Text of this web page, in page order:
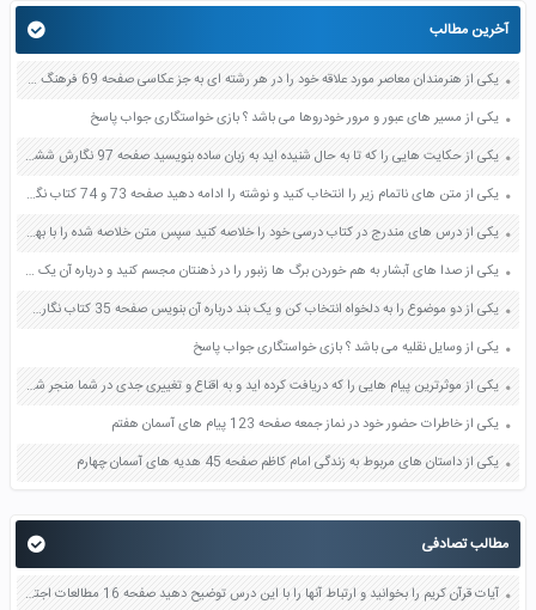
آخرین مطالب
یکی از هنرمندان معاصر مورد علاقه خود را در هر رشته ای به جز عکاسی صفحه 69 فرهنگ و هنر نهم
یکی از مسیر های عبور و مرور خودروها می باشد ؟ بازی خواستگاری جواب پاسخ
یکی از حکایت هایی را که تا به حال شنیده اید به زبان ساده بنویسید صفحه 97 نگارش ششم دبستان
یکی از متن های ناتمام زیر را انتخاب کنید و نوشته را ادامه دهید صفحه 73 و 74 کتاب نگارش فارسی پنجم دبستان
یکی از درس های مندرج در کتاب درسی خود را خلاصه کنید سپس متن خلاصه شده را با بهره گیری از روش های دسته بندی نمودار جدول نقشه مفهومی نشان دهید صفحه 118 نگارش یازدهم
یکی از صدا های آبشار به هم خوردن برگ ها زنبور را در ذهنتان مجسم کنید و درباره آن یک بند بنویسید صفحه 11 نگارش پنجم
یکی از دو موضوع را به دلخواه انتخاب کن و یک بند درباره آن بنویس صفحه 35 کتاب نگارش فارسی سوم
یکی از وسایل نقلیه می باشد ؟ بازی خواستگاری جواب پاسخ
یکی از موثرترین پیام هایی را که دریافت کرده اید و به اقناع و تغییری جدی در شما منجر شده است برسی کنید و علت این تاثیر گذاری قابل توجه را بنویسید صفحه 52 تفکر و سواد رسانه ای دهم
یکی از خاطرات حضور خود در نماز جمعه صفحه 123 پیام های آسمان هفتم
یکی از داستان های مربوط به زندگی امام کاظم صفحه 45 هدیه های آسمان چهارم
مطالب تصادفی
آیات قرآن کریم را بخوانید و ارتباط آنها را با این درس توضیح دهید صفحه 16 مطالعات اجتماعی نهم